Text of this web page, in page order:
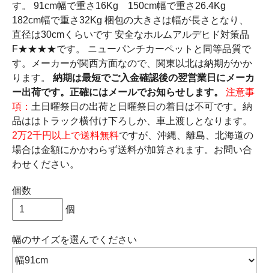
す。 91cm幅で重さ16Kg 150cm幅で重さ26.4Kg
182cm幅で重さ32Kg 梱包の大きさは幅が長さとなり、
直径は30cmくらいです 安全なホルムアルデヒド対策品
F★★★★です。 ニューパンチカーペットと同等品質で
す。メーカーが関西方面なので、関東以北は納期がかか
ります。 納期は最短でご入金確認後の翌営業日にメーカ
ー出荷です。正確にはメールでお知らせします。
注意事
項： 土日曜祭日の出荷と日曜祭日の着日は不可です。納
品ははトラック横付け下ろしか、車上渡しとなります。
2万2千円以上で送料無料ですが、沖縄、離島、北海道の
場合は金額にかかわらず送料が加算されます。お問い合
わせください。
個数
個
幅のサイズを選んでください